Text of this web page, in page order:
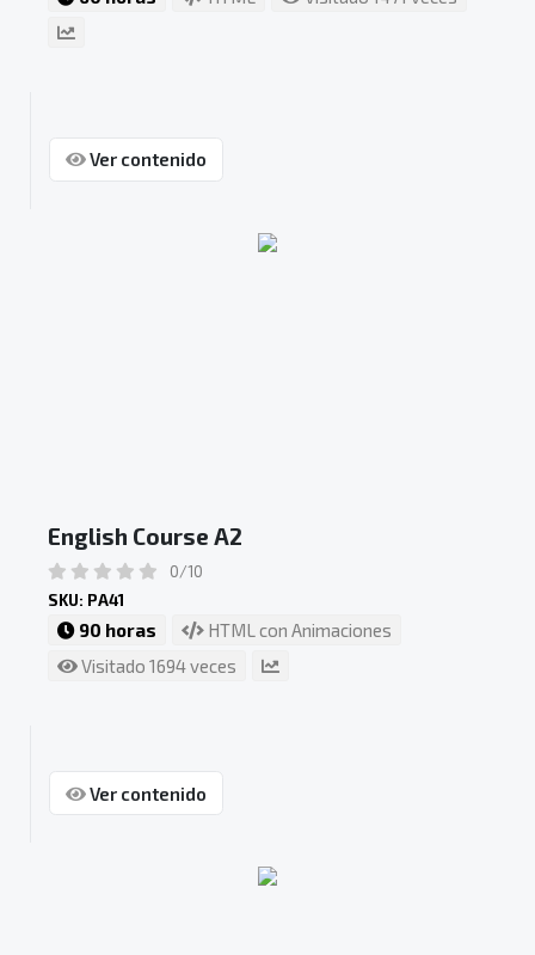
Ver contenido
English Course A2
0/10
SKU: PA41
90 horas
HTML con Animaciones
Visitado 1694 veces
Ver contenido